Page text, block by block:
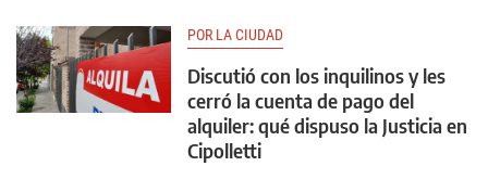
POR LA CIUDAD
Discutió con los inquilinos y les
cerró la cuenta de pago del
alquiler: qué dispuso la Justicia en
Cipolletti